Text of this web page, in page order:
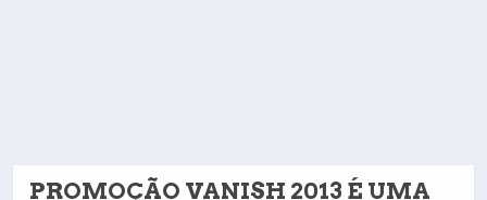
PROMOÇÃO VANISH 2013 É UMA